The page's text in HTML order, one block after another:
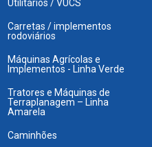
Utilitários / VUCS
Carretas / implementos
rodoviários
Máquinas Agrícolas e
Implementos - Linha Verde
Tratores e Máquinas de
Terraplanagem – Linha
Amarela
Caminhões